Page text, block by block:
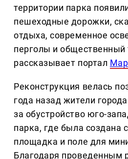
территории парка
пешеходные дорожки,
отдыха, современное
перголы и общественный
рассказывает портал
Реконструкция велась
года назад жители
за обустройство юго-
парка, где была создана
площадка и поле для
Благодаря проведенным